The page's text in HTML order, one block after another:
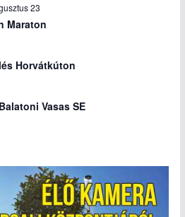
23
Maraton
Horvátkúton
Vasas SE